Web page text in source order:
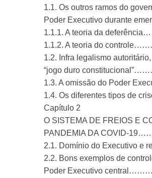
1.1. Os outros ramos do
Poder Executivo
1.1.1. A teoria da
1.1.2. A teoria do
1.2. Infra legalismo
“jogo duro
1.3. A omissão do
1.4. Os diferentes tipos
Capítulo 2
O SISTEMA DE FREIOS E
PANDEMIA DA
2.1. Domínio do
2.2. Bons exemplos de
Poder Executivo